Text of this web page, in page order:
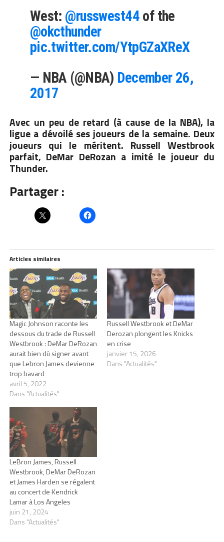
West: @russwest44of the
@okcthunder
pic.twitter.com/YtpGZaXReX
— NBA (@NBA) December 26,
2017
Avec un peu de retard (à cause de la NBA), la
ligue a dévoilé ses joueurs de la semaine. Deux
joueurs qui le méritent. Russell Westbrook
parfait, DeMar DeRozan a imité le joueur du
Thunder.
Partager :
Articles similaires
Magic Johnson raconte les
dessous du trade de Russell
Westbrook : DeMar DeRozan
aurait bien dû signer avant
que Lebron James devienne
trop bavard
avril 5, 2022
Dans "Actualités"
Russell Westbrook et DeMar
Derozan plongent les Knicks
en crise
janvier 15, 2026
Dans "Actualités"
LeBron James, Russell
Westbrook, DeMar DeRozan
et James Harden se régalent
au concert de Kendrick
Lamar à Los Angeles
juin 21, 2024
Dans "Actualités"